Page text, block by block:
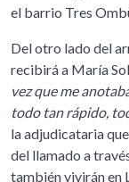
el barrio Tres
Del otro lado del
recibirá a María
vez que me
todo tan rápido,
la adjudicataria
del llamado a
también vivirán en